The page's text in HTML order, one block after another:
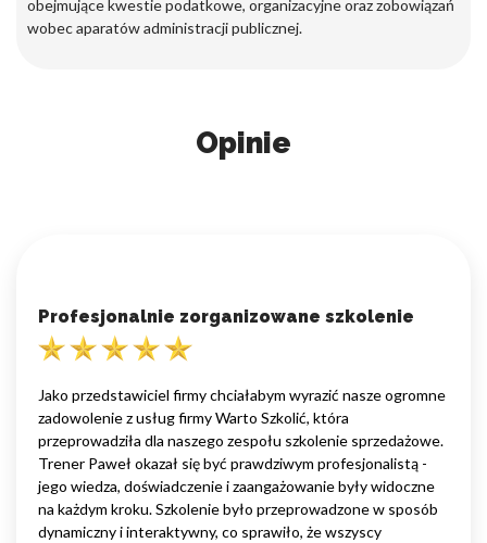
obejmujące kwestie podatkowe, organizacyjne oraz zobowiązań
wobec aparatów administracji publicznej.
Opinie
Profesjonalnie zorganizowane szkolenie
Jako przedstawiciel firmy chciałabym wyrazić nasze ogromne
zadowolenie z usług firmy Warto Szkolić, która
przeprowadziła dla naszego zespołu szkolenie sprzedażowe.
Trener Paweł okazał się być prawdziwym profesjonalistą -
jego wiedza, doświadczenie i zaangażowanie były widoczne
na każdym kroku. Szkolenie było przeprowadzone w sposób
dynamiczny i interaktywny, co sprawiło, że wszyscy